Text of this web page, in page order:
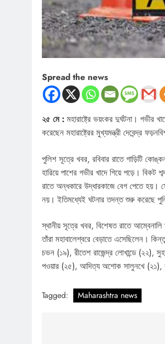
Spread the news
২৫ মে : মহারাষ্ট্রে ভয়ংকর দুর্ঘটনা। গভীর
করেছেন মহারাষ্ট্রের মুখ্যমন্ত্রী দেবেন্দ্র
পুলিশ সূত্রে খবর, রবিবার রাতে গাড়িটি
হারিয়ে পাশের গভীর খাদে গিয়ে পড়ে।
রাতে অন্ধকারে উদ্ধারকাজে বেগ পেতে হয়।
নয়। ইতিমধ্যেই ঘটনার তদন্ত শুরু করেছে
স্থানীয় সূত্রে খবর, বিশেষত রাতে
তাঁরা মহাবালেশ্বরে বেড়াতে এসেছিলেন।
চভন (১৯), রীতেশ রাজেন্দ্র লোখান্ডে (২২),
পওয়ার (২৫), আদিত্য অশোক সালুনখে
Tagged: Maharashtra news